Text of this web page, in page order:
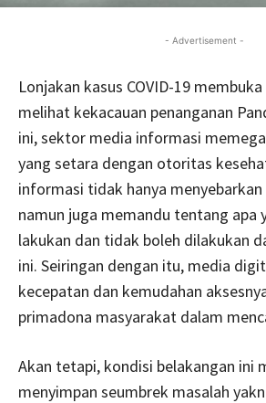
- Advertisement -
Lonjakan kasus COVID-19
melihat kekacauan penanganan
ini, sektor media informasi
yang setara dengan otoritas
informasi tidak hanya
namun juga memandu tentang apa
lakukan dan tidak boleh dilakukan
ini. Seiringan dengan itu, media
kecepatan dan kemudahan
primadona masyarakat dalam
Akan tetapi, kondisi belakangan ini
menyimpan seumbrek masalah